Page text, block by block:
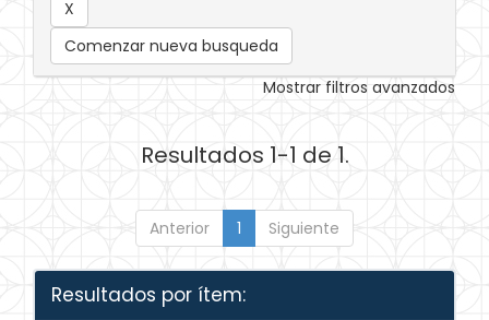
Comenzar nueva busqueda
Mostrar filtros avanzados
Resultados 1-1 de 1.
Anterior 1 Siguiente
Resultados por ítem: